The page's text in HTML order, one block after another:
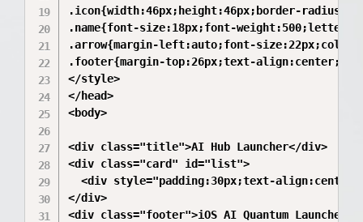
.icon{width:46px;height:46px;border-
.name{font-size:18px;font-weight:500;letter-
.arrow{margin-left:auto;font-
.footer{margin-top:26px;text-
</style>
</head>
<body>
<div class="title">AI Hub Launcher</div>
<div class="card" id="list">
<div style="padding:30px;text-
</div>
<div class="footer">iOS AI Quantum Launcher</